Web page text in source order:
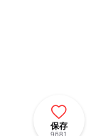
保存
9681